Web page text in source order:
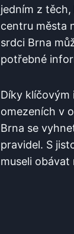
jedním z⁤
centru města
srdci Brna⁤
potřebné
Díky ⁢klíčovým⁢
omezeních ​v
Brna ⁤se
pravidel. S
⁣museli